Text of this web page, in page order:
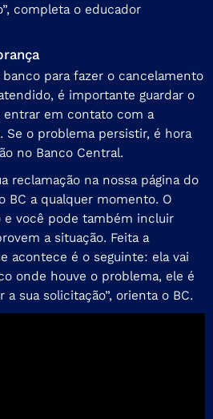
completa o educador
para fazer o cancelamento
é importante guardar o
em contato com a
Se o problema persistir, é hora
no Banco Central.
reclamação na nossa página do
BC a qualquer momento. O
e você pode também incluir
a situação. Feita a
acontece é o seguinte: ela vai
onde houve o problema, ele é
sua solicitação”, orienta o BC.